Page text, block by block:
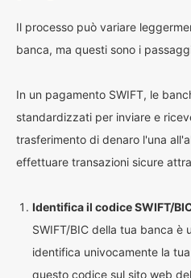
Il processo può variare
banca, ma questi sono i
In un pagamento SWIFT, le
standardizzati per inviare e
trasferimento di denaro l'una
effettuare transazioni sicure
Identifica il codice SWIFT/
SWIFT/BIC della tua banca è
identifica univocamente la
questo codice sul sito web